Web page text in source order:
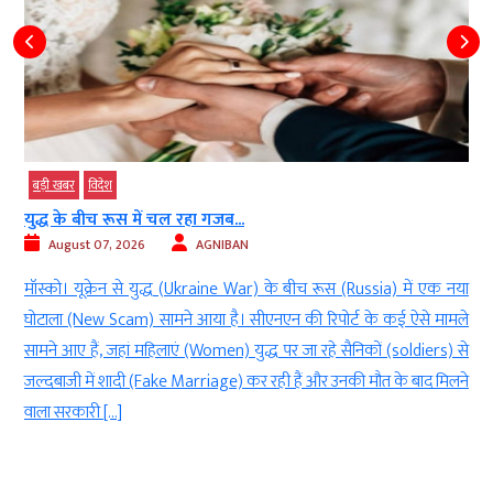
बड़ी खबर विदेश
युद्ध के बीच रूस में चल रहा गजब...
August 07, 2026 AGNIBAN
मॉस्को। यूक्रेन से युद्ध (Ukraine War) के बीच रूस (Russia) में एक नया
घोटाला (New Scam) सामने आया है। सीएनएन की रिपोर्ट के कई ऐसे मामले
सामने आए हैं, जहां महिलाएं (Women) युद्ध पर जा रहे सैनिकों (soldiers) से
जल्दबाजी में शादी (Fake Marriage) कर रही हैं और उनकी मौत के बाद मिलने
वाला सरकारी […]
ओर